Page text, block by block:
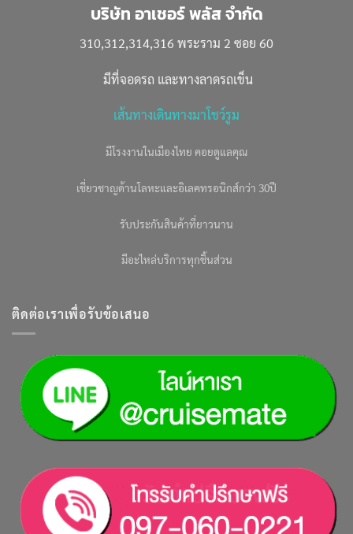
บริษัท อาเชอร์ พลัส จำกัด
310,312,314,316 พระราม 2 ซอย 60
มีที่จอดรถ และทางลาดรถเข็น
เส้นทางเดินทางมาโชว์รูม
มีโรงงานในเมืองไทย คอยดูแลคุณ
เชี่ยวชาญด้านโลหะและอิเลคทรอนิกส์กว่า 30ปี
รับประกันสินค้าที่ยาวนาน
มีอะไหล่บริการทุกชิ้นส่วน
ติดต่อเราเพื่อรับข้อเสนอ